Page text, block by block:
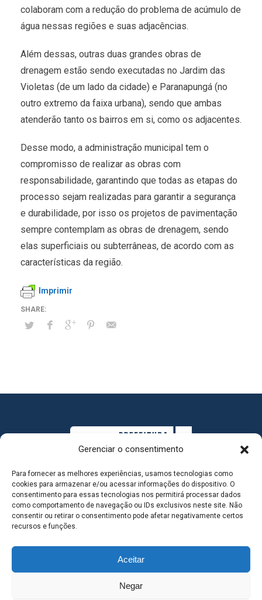
Gerenciar o consentimento
Para fornecer as melhores experiências, usamos tecnologias como
cookies para armazenar e/ou acessar informações do dispositivo. O
consentimento para essas tecnologias nos permitirá processar dados
como comportamento de navegação ou IDs exclusivos neste site. Não
consentir ou retirar o consentimento pode afetar negativamente certos
recursos e funções.
Aceitar
Negar
colaboram com a redução do problema de acúmulo de
água nessas regiões e suas adjacências.
Além dessas, outras duas grandes obras de
drenagem estão sendo executadas no Jardim das
Violetas (de um lado da cidade) e Paranapungá (no
outro extremo da faixa urbana), sendo que ambas
atenderão tanto os bairros em si, como os adjacentes.
Desse modo, a administração municipal tem o
compromisso de realizar as obras com
responsabilidade, garantindo que todas as etapas do
processo sejam realizadas para garantir a segurança
e durabilidade, por isso os projetos de pavimentação
sempre contemplam as obras de drenagem, sendo
elas superficiais ou subterrâneas, de acordo com as
características da região.
Imprimir
MAPA DO SITE
SEDE DO ADMINISTRATIVO MUNICIPAL - Avenida